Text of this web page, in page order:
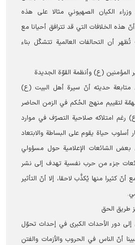
وزراء الكيان الصهيوني مثالا على هذه
هذه الخلافات التي قد تترافق أحيانا مع
أن التحالفات العالمية تتشكّل بناء
(ع) وأنظمة القوّة الجدیدة
حديثه أنّ سيرة أهل البيت (ع)
لتقييم منهج الحُكم في الزمن الحاضر
رغم امتلاكه صلاحية التصرّف في موارد
حياة يقوم على البساطة والابتعاد
بعض الشائعات الإعلامية حول مسؤولي
جزء من حرب نفسية تهدف إلى نشر
كثيرا منها يُكذَّب لاحقا، إلا أنّ التأثير
طريق الحق
إلى دور الأحداث الكبرى في إحداث تحوّل
أنّ الناس في الحروب والأزمات والفتن